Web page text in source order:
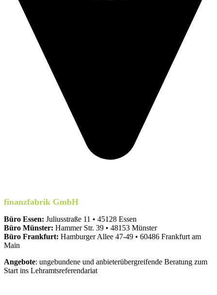
finanzfabrik GmbH
Büro Essen: Juliusstraße 11 • 45128 Essen
Büro Münster: Hammer Str. 39 • 48153 Münster
Büro Frankfurt: Hamburger Allee 47-49 • 60486 Frankfurt am
Main
Angebote: ungebundene und anbieterübergreifende Beratung zum
Start ins Lehramtsreferendariat